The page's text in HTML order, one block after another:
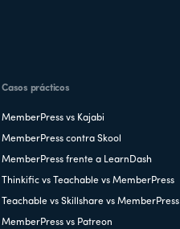
Casos prácticos
MemberPress vs Kajabi
MemberPress contra Skool
MemberPress frente a LearnDash
Thinkific vs Teachable vs MemberPress
Teachable vs Skillshare vs MemberPress
MemberPress vs Patreon